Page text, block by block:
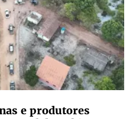
e produtores